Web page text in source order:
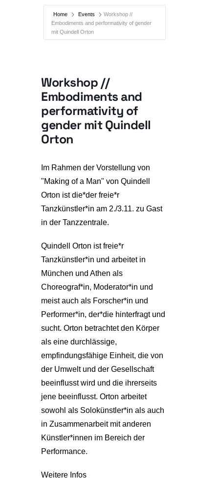
Home Events
Workshop //
Embodiments and performativity of gender
mit Quindell Orton
Workshop //
Embodiments and
performativity of
gender mit Quindell
Orton
Im Rahmen der Vorstellung von
"Making of a Man" von Quindell
Orton ist die*der freie*r
Tanzkünstler*in am 2./3.11. zu Gast
in der Tanzzentrale.
Quindell Orton ist freie*r
Tanzkünstler*in und arbeitet in
München und Athen als
Choreograf*in, Moderator*in und
meist auch als Forscher*in und
Performer*in, der*die hinterfragt und
sucht. Orton betrachtet den Körper
als eine durchlässige,
empfindungsfähige Einheit, die von
der Umwelt und der Gesellschaft
beeinflusst wird und die ihrerseits
jene beeinflusst. Orton arbeitet
sowohl als Solokünstler*in als auch
in Zusammenarbeit mit anderen
Künstler*innen im Bereich der
Performance.
Weitere Infos